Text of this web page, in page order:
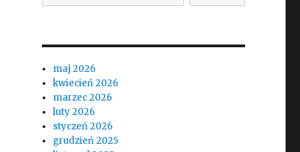
maj 2026
kwiecień 2026
marzec 2026
luty 2026
styczeń 2026
grudzień 2025